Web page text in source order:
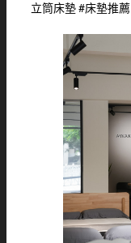
立筒床墊 #床墊推薦